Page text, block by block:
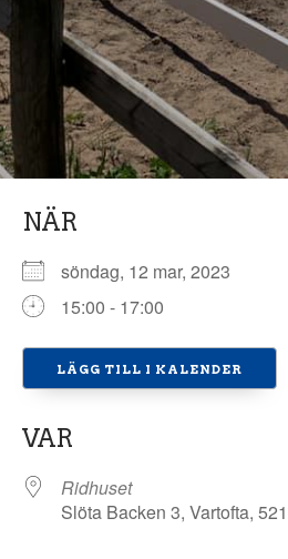
NÄR
söndag, 12 mar, 2023
15:00 - 17:00
LÄGG TILL I KALENDER
VAR
Ridhuset
Slöta Backen 3, Vartofta,